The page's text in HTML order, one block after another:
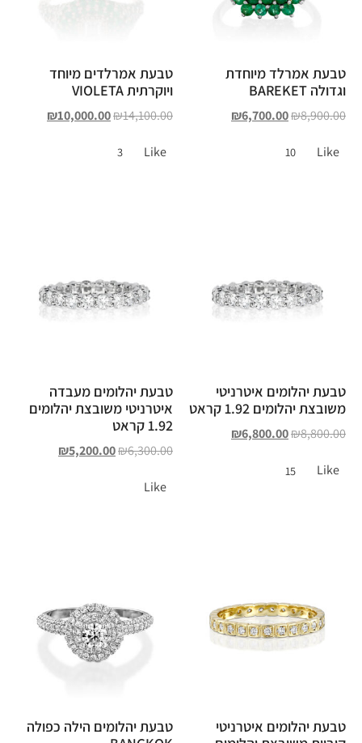
טבעת אמרלד מיוחדת
וגדולה BAREKET
₪8,900.00
₪6,700.00
Like
10
טבעת אמרלדים מיוחד
ויוקרתית VIOLETA
₪14,100.00
₪10,000.00
Like
3
טבעת יהלומים איטרניטי
משובצת יהלומים 1.92 קראט
₪8,800.00
₪6,800.00
Like
15
טבעת יהלומים מעבדה
איטרניטי משובצת יהלומים
1.92 קראט
₪6,300.00
₪5,200.00
Like
טבעת יהלומים איטרניטי
טבעת יהלומים הילה כפולה